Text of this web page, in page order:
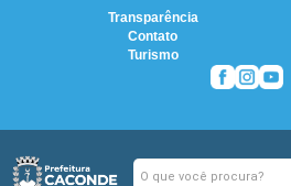
Transparência
Contato
Turismo